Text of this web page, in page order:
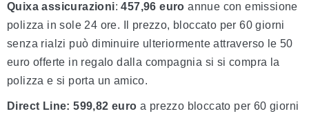
Quixa assicurazioni:457,96 euro annue con emissione
polizza in sole 24 ore. Il prezzo, bloccato per 60 giorni
senza rialzi può diminuire ulteriormente attraverso le 50
euro offerte in regalo dalla compagnia si si compra la
polizza e si porta un amico.
Direct Line: 599,82 euro a prezzo bloccato per 60 giorni